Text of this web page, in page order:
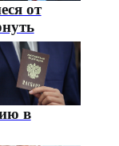
от
в